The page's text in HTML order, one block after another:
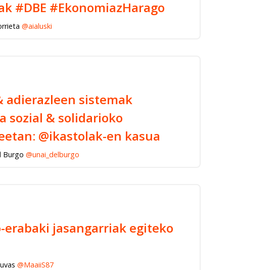
#DBE #EkonomiazHarago
@aialuski
adierazleen sistemak
sozial & solidarioko
@ikastolak-en kasua
Burgo @unai_delburgo
erabaki jasangarriak egiteko
@MaaiiS87